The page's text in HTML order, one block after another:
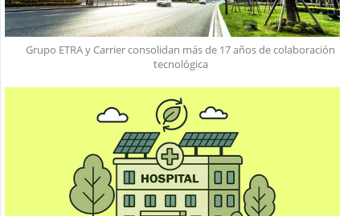
Grupo ETRA y Carrier consolidan más de 17 años de colaboración
tecnológica